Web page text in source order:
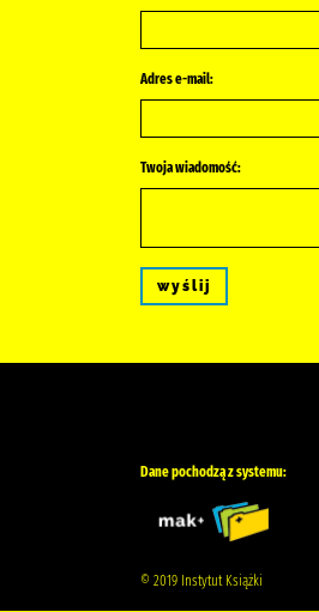
Adres e-mail:
Twoja wiadomość:
wyślij
Dane pochodzą z systemu:
© 2019 Instytut Książki